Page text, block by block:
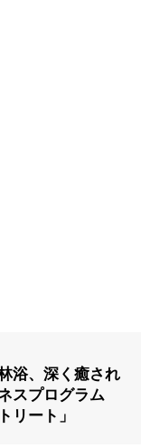
浴、深く癒され
スプログラム
リート」